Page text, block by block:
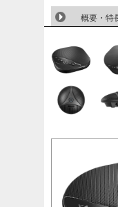
概要・特